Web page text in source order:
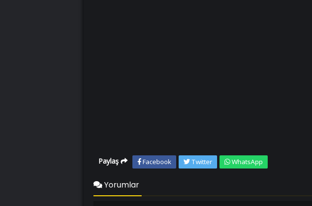
Paylaş Facebook Twitter WhatsApp
Yorumlar